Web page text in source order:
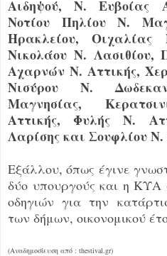
Αιδηψού, Ν. Ευβοίας
Νοτίου Πηλίου Ν.
Ηρακλείου,
Νικολάου Ν. Λασιθίου,
Αχαρνών Ν. Αττικής,
Νισύρου Ν.
Μαγνησίας,
Αττικής, Φυλής Ν.
Λαρίσης και Σουφλίου
Εξάλλου, όπως έγινε
δύο υπουργούς και η ΚΥΑ
οδηγιών για την
των δήμων, οικονομικού
(Αναδημοσίευση από : thestival.gr)